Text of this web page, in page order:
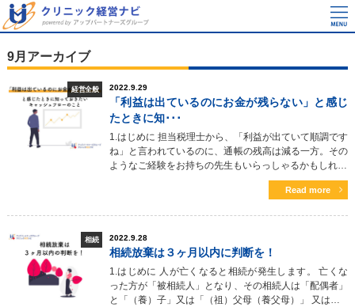
9月アーカイブ
経営全般 2022.9.29
「利益は出ているのにお金が残らない」と感じ
たときに知･･･
1.はじめに 担当税理士から、「利益が出ていて順調です
ね」と言われているのに、通帳の残高は減る一方。その
ようなご経験をお持ちの先生もいらっしゃるかもしれ…
Read more
相続 2022.9.28
相続放棄は３ヶ月以内に判断を！
1.はじめに 人が亡くなると相続が発生します。 亡くな
った方が「被相続人」となり、その相続人は「配偶者」
と「（養）子」又は「（祖）父母（養父母）」 又は…